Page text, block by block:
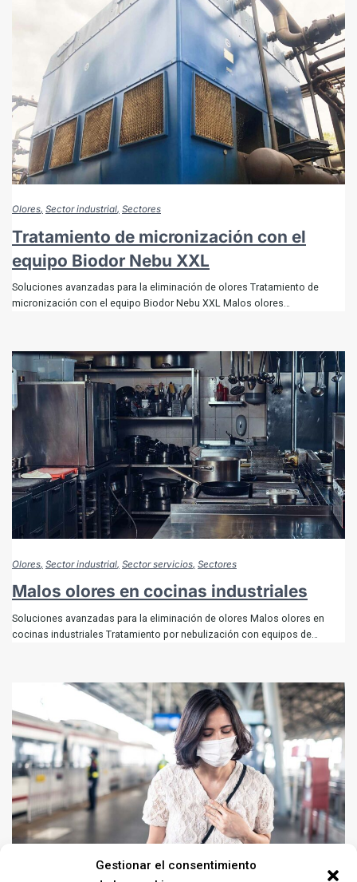
Gestionar el consentimiento
Olores Sector industrial Sectores
Tratamiento de micronización con el
equipo Biodor Nebu XXL
Soluciones avanzadas para la eliminación de olores Tratamiento de
micronización con el equipo Biodor Nebu XXL Malos olores…
Olores Sector industrial Sector servicios Sectores
Malos olores en cocinas industriales
Soluciones avanzadas para la eliminación de olores Malos olores en
cocinas industriales Tratamiento por nebulización con equipos de…